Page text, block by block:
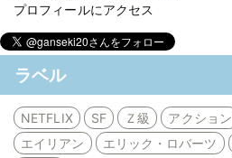
プロフィールにアクセス
ラベル
NETFLIX SF Ｚ級 アクション
エイリアン
エリック・ロバーツ